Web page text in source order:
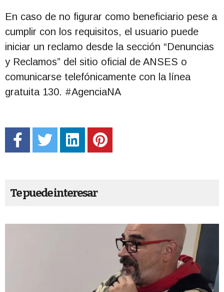
En caso de no figurar como beneficiario pese a
cumplir con los requisitos, el usuario puede
iniciar un reclamo desde la sección “Denuncias
y Reclamos” del sitio oficial de ANSES o
comunicarse telefónicamente con la línea
gratuita 130. #AgenciaNA
Te puede interesar